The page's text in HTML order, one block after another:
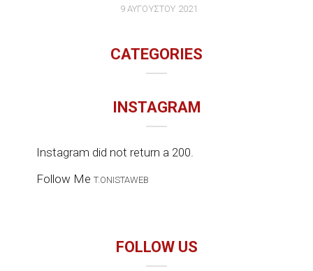
9 ΑΥΓΟΎΣΤΟΥ 2021
CATEGORIES
INSTAGRAM
Instagram did not return a 200.
Follow Me T.ONISTAWEB
FOLLOW US